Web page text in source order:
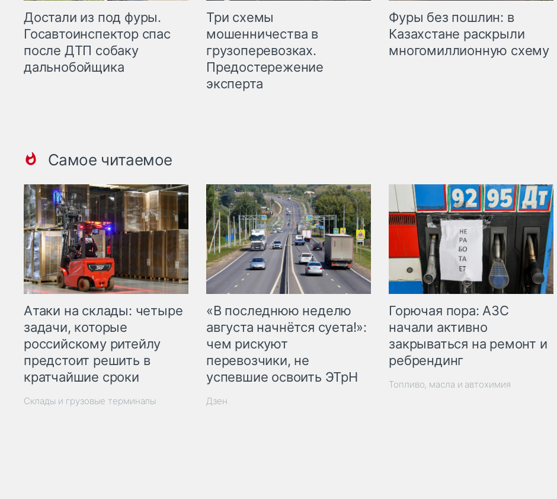
Достали из под фуры.
Госавтоинспектор спас
после ДТП собаку
дальнобойщика
Три схемы
мошенничества в
грузоперевозках.
Предостережение
эксперта
Фуры без пошлин: в
Казахстане раскрыли
многомиллионную схему
Самое читаемое
Атаки на склады: четыре
задачи, которые
российскому ритейлу
предстоит решить в
кратчайшие сроки
Склады и грузовые терминалы
«В последнюю неделю
августа начнётся суета!»:
чем рискуют
перевозчики, не
успевшие освоить ЭТрН
Дзен
Горючая пора: АЗС
начали активно
закрываться на ремонт и
ребрендинг
Топливо, масла и автохимия